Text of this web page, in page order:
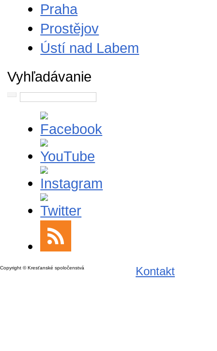
Praha
Prostějov
Ústí nad Labem
Vyhľadávanie
Copyright © Kresťanské spoločenstvá Kontakt